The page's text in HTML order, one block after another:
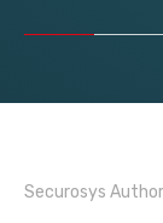
Securosys